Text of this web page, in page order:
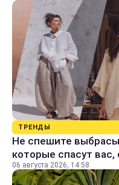
ТРЕНДЫ
Не спешите
которые спасут
06 августа 2026, 14:58